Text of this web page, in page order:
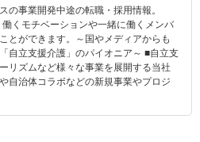
の事業開発中途の転職・採用情報。
くモチベーションや一緒に働くメンバ
とができます。～国やメディアからも
自立支援介護」のパイオニア～ ■自立支
リズムなど様々な事業を展開する当社
自治体コラボなどの新規事業やプロジ